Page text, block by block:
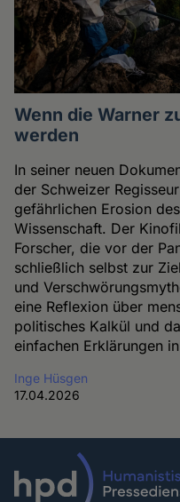
Wenn die Warner
werden
In seiner neuen
der Schweizer
gefährlichen Erosion
Wissenschaft. Der
Forscher, die vor der
schließlich selbst zur
und
eine Reflexion über
politisches Kalkül und
einfachen Erklärungen
Inge Hüsgen
17.04.2026